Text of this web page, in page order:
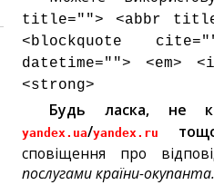
title=""> <abbr
<blockquote
datetime=""> <em>
<strong>
Будь ласка, не
yandex.ua/yandex.ru
сповіщення про
послугами країни-